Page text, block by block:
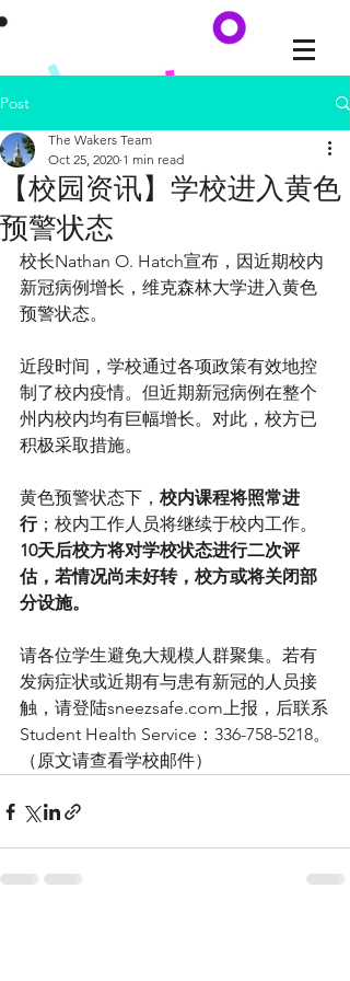
Post
【校园资讯】学校进入黄色
预警状态
The Wakers Team
Oct 25, 2020 1 min read
校长Nathan O. Hatch宣布，因近期校内
新冠病例增长，维克森林大学进入黄色
预警状态。
近段时间，学校通过各项政策有效地控
制了校内疫情。但近期新冠病例在整个
州内校内均有巨幅增长。对此，校方已
积极采取措施。
黄色预警状态下， 校内课程将照常进
行 ；校内工作人员将继续于校内工作。
10天后校方将对学校状态进行二次评
估，若情况尚未好转，校方或将关闭部
分设施。
请各位学生避免大规模人群聚集。若有
发病症状或近期有与患有新冠的人员接
触，请登陆sneezsafe.com上报，后联系
Student Health Service：336-758-5218。
（原文请查看学校邮件）